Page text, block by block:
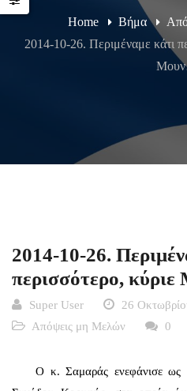
Home Βήμα
2014-10-26. Περιμέναμε κάτι
2014-10-26.
περισσότερο,
Super User
26
Απόψεις μη Μελών
0
Ο κ. Σαμαράς ενεφάνισε ως